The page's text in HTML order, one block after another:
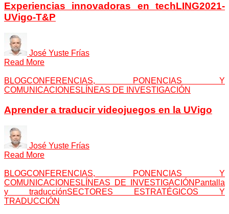
Experiencias innovadoras en techLING2021-
UVigo-T&P
José Yuste Frías
Read More
BLOGCONFERENCIAS, PONENCIAS Y
COMUNICACIONES LÍNEAS DE INVESTIGACIÓN
Aprender a traducir videojuegos en la UVigo
José Yuste Frías
Read More
BLOGCONFERENCIAS, PONENCIAS Y
COMUNICACIONES LÍNEAS DE INVESTIGACIÓN Pantalla
y traducciónSECTORES ESTRATÉGICOS Y
TRADUCCIÓN